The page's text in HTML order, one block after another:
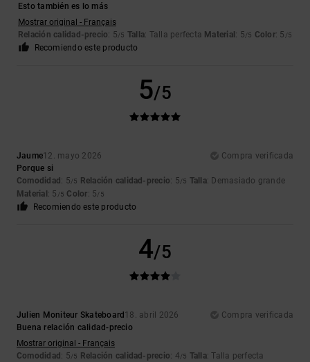
Esto también es lo más
Mostrar original - Français
Relación calidad-precio: 5/5 Talla: Talla perfecta Material : 5/5 Color: 5 /5
Recomiendo este producto
5/5
Jaume12. mayo 2026
Compra verificada
Porque si
Comodidad : 5/5 Relación calidad-precio: 5/5 Talla: Demasiado grande
Material : 5 /5 Color: 5/5
Recomiendo este producto
4/5
Julien Moniteur Skateboard 18. abril 2026
Compra verificada
Buena relación calidad-precio
Mostrar original - Français
Comodidad : 5/5 Relación calidad-precio: 4/5 Talla: Talla perfecta